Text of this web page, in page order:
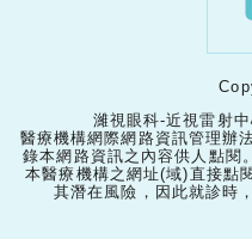
濰視眼科-近視雷射
醫療機構網際網路資訊管理辦
錄本網路資訊之內容供人點閱
本醫療機構之網址(域)直接點
其潛在風險，因此就診時